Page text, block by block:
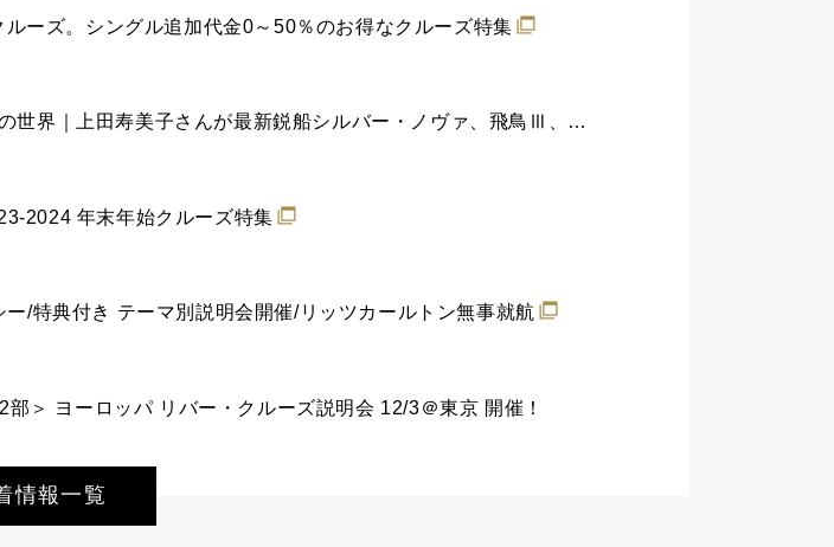
ーズ。シングル追加代金0～50％のお得なクルーズ特集
【TV】2025年8月5日放送｜マツコの知らない豪華客船の世界｜上田寿美子さんが最新鋭船シルバー・ノヴァ、飛鳥Ⅲ、世界最大客船アイコン・オブ・ザ・シーズに乗船取材！
2024 年末年始クルーズ特集
/特典付き テーマ別説明会開催/リッツカールトン無事就航
＞ ヨーロッパ リバー・クルーズ説明会 12/3＠東京 開催！
情報一覧